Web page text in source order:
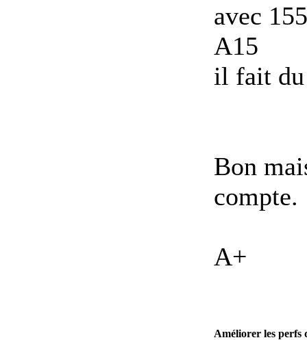
avec
A15
il fait du
Bon
compte.
A+
Améliorer les perfs